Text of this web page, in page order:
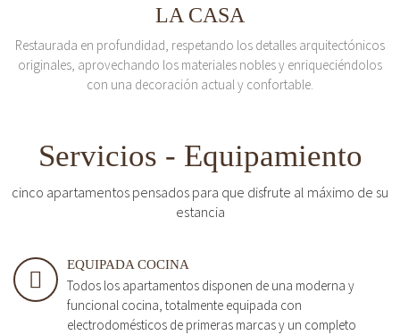
LA CASA
Restaurada en profundidad, respetando los detalles arquitectónicos
originales, aprovechando los materiales nobles y enriqueciéndolos
con una decoración actual y confortable.
Servicios - Equipamiento
cinco apartamentos pensados para que disfrute al máximo de su
estancia
EQUIPADA COCINA
Todos los apartamentos disponen de una moderna y
funcional cocina, totalmente equipada con
electrodomésticos de primeras marcas y un completo